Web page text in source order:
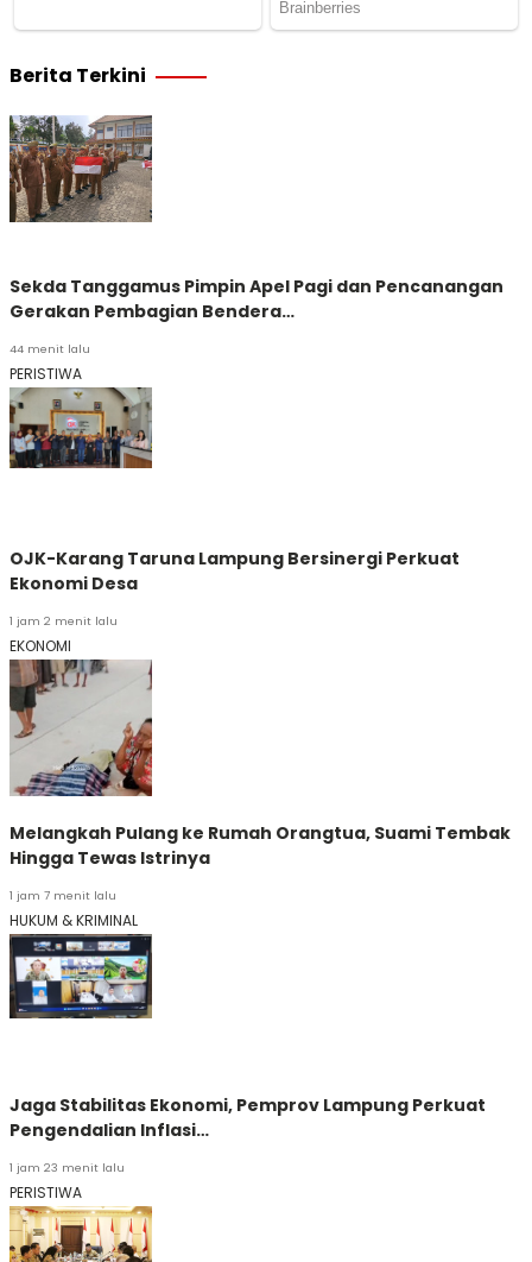
Berita Terkini
Sekda Tanggamus Pimpin Apel Pagi dan Pencanangan
Gerakan Pembagian Bendera…
44 menit lalu
PERISTIWA
OJK-Karang Taruna Lampung Bersinergi Perkuat
Ekonomi Desa
1 jam 2 menit lalu
EKONOMI
Melangkah Pulang ke Rumah Orangtua, Suami Tembak
Hingga Tewas Istrinya
1 jam 7 menit lalu
HUKUM & KRIMINAL
Jaga Stabilitas Ekonomi, Pemprov Lampung Perkuat
Pengendalian Inflasi…
1 jam 23 menit lalu
PERISTIWA